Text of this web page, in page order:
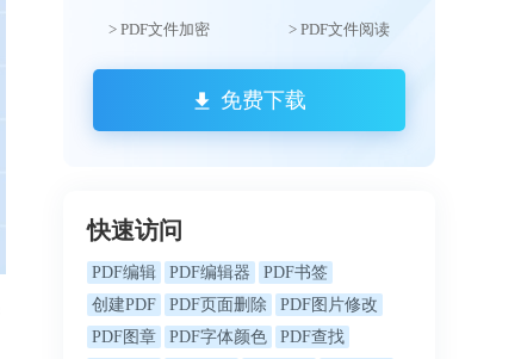
> PDF文件加密 > PDF文件阅读
免费下载
快速访问
PDF编辑 PDF编辑器
PDF书签
创建PDF
PDF页面删除
PDF图片修改
PDF图章
PDF字体颜色
PDF查找